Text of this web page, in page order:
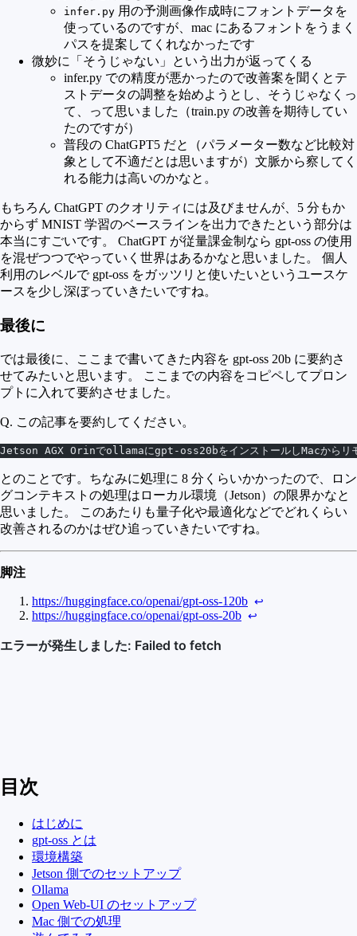
infer.py 用の予測画像作成時にフォントデータを
使っているのですが、mac にあるフォントをうまく
パスを提案してくれなかったです
微妙に「そうじゃない」という出力が返ってくる
infer.py での精度が悪かったので改善案を聞くとテ
ストデータの調整を始めようとし、そうじゃなくっ
て、って思いました（train.py の改善を期待してい
たのですが）
普段の ChatGPT5 だと（パラメーター数など比較対
象として不適だとは思いますが）文脈から察してく
れる能力は高いのかなと。
もちろん ChatGPT のクオリティには及びませんが、5 分もか
からず MNIST 学習のベースラインを出力できたという部分は
本当にすごいです。 ChatGPT が従量課金制なら gpt-oss の使用
を混ぜつつでやっていく世界はあるかなと思いました。 個人
利用のレベルで gpt-oss をガッツリと使いたいというユースケ
ースを少し深ぼっていきたいですね。
最後に
では最後に、ここまで書いてきた内容を gpt-oss 20b に要約さ
せてみたいと思います。 ここまでの内容をコピペしてプロン
プトに入れて要約させました。
Q. この記事を要約してください。
Jetson AGX Orinでollamaにgpt-oss20bをインストールしMacからリモー
とのことです。ちなみに処理に 8 分くらいかかったので、ロン
グコンテキストの処理はローカル環境（Jetson）の限界かなと
思いました。 このあたりも量子化や最適化などでどれくらい
改善されるのかはぜひ追っていきたいですね。
脚注
https://huggingface.co/openai/gpt-oss-120b ↩︎
https://huggingface.co/openai/gpt-oss-20b ↩︎
目次
はじめに
gpt-oss とは
環境構築
Jetson 側でのセットアップ
Ollama
Open Web-UI のセットアップ
Mac 側での処理